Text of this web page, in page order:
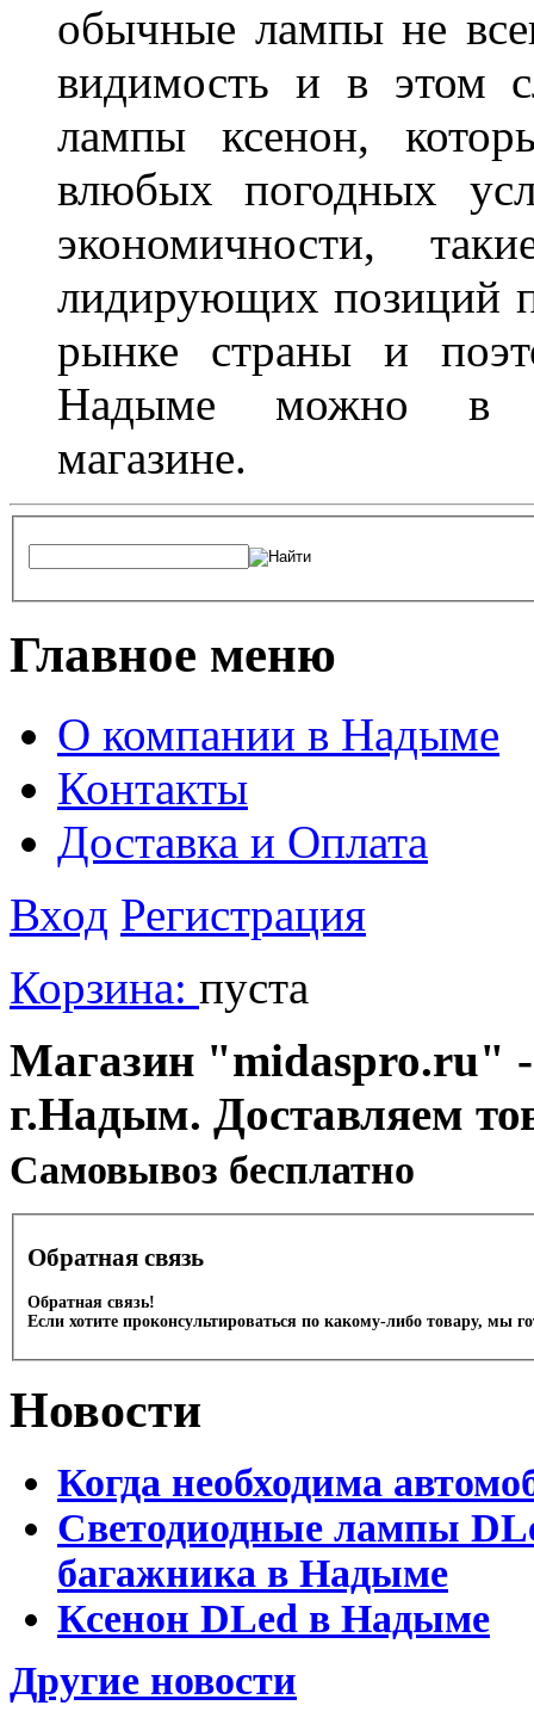
обычные лампы не
видимость и в этом
лампы ксенон,
влюбых погодных
экономичности,
лидирующих позиций
рынке страны и
Надыме можно в
магазине.
Главное меню
О компании в Надыме
Контакты
Доставка и Оплата
Вход Регистрация
Корзина: пуста
Магазин "midaspro.ru" -
г.Надым. Доставляем
Cамовывоз бесплатно
Обратная связь
Обратная связь!
Если хотите проконсультироваться по какому-либо товару, мы
Новости
Когда необходима
Светодиодные лампы
багажника в Надыме
Ксенон DLed в Надыме
Другие новости